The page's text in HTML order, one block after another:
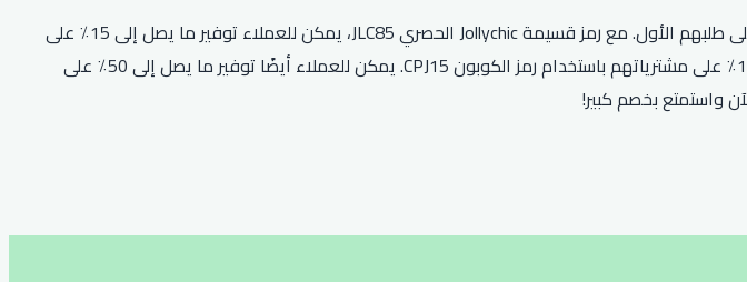
تقدم Jollychic خصمًا كبيرًا على جميع الطلبات مع كود خصم أفنان البطل. يحصل العملاء على خصم 25٪ على طلبهم الأول. مع رمز قسيمة Jollychic الحصري JLC85، يمكن للعملاء توفير ما يصل إلى 15٪ على
الطلبات وهذا العرض ليس له تاريخ انتهاء صلاحية. بالإضافة إلى ذلك، يمكن للعملاء الاستفادة من خصم 19٪ على مشترياتهم باستخدام رمز الكوبون CPJ15. يمكن للعملاء أيضًا توفير ما يصل إلى 50٪ على